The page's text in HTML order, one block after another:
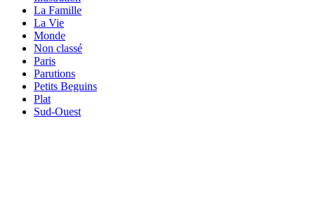
La Famille
La Vie
Monde
Non classé
Paris
Parutions
Petits Beguins
Plat
Sud-Ouest